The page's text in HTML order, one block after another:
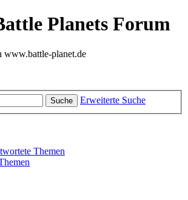
Planets Forum
www.battle-planet.de
Suche Erweiterte Suche
Themen